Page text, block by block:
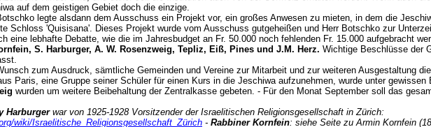
auf dem geistigen Gebiet doch die einzige.
legte alsdann dem Ausschuss ein Projekt vor, ein großes Anwesen zu mieten, in dem die
Schloss 'Quisisana'. Dieses Projekt wurde vom Ausschuss gutgeheißen und Herr Botschko zur
eine lebhafte Debatte, wie die im Jahresbudget an Fr. 50.000 noch fehlenden Fr. 15.000 aufgebracht
S. Harburger, A. W. Rosenzweig, Tepliz, Eiß, Pines und J.M. Herz. Wichtige Beschlüsse der
zum Ausdruck, sämtliche Gemeinden und Vereine zur Mitarbeit und zur weiteren Ausgestaltung
Paris, eine Gruppe seiner Schüler für einen Kurs in die Jeschiwa aufzunehmen, wurde unter
wurden um weitere Beibehaltung der Zentralkasse gebeten. - Für den Monat September soll das
Harburgerwar von 1925-1928 Vorsitzender der Israelitischen Religionsgesellschaft in Zürich:
wiki/Israelitische_Religionsgesellschaft_Zürich - Rabbiner Kornfein: siehe Seite zu Armin Kornfein